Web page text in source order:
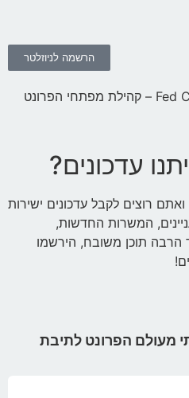
הרשמה לניוזלטר
Ⓒ כל הזכויות שמורות ל- Fed Cast – קהילת מפתחי הפרונט
עדכונים?
רוצים לקבל עדכונים ישירות
המשרות החדשות,
הרבה תוכן משובח, הירשמו
מעולם הפרונט לתיבת